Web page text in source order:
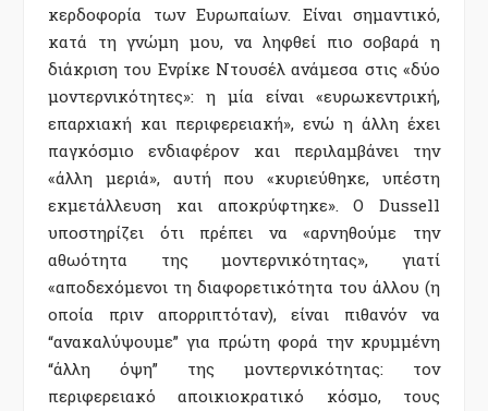
κερδοφορία των Ευρωπαίων. Είναι σηµαντικό,
κατά τη γνώµη µου, να ληφθεί πιο σοβαρά η
διάκριση του Ενρίκε Ντουσέλ ανάµεσα στις «δύο
µοντερνικότητες»: η µία είναι «ευρωκεντρική,
επαρχιακή και περιφερειακή», ενώ η άλλη έχει
παγκόσµιο ενδιαφέρον και περιλαµβάνει την
«άλλη µεριά», αυτή που «κυριεύθηκε, υπέστη
εκµετάλλευση και αποκρύφτηκε». Ο Dussell
υποστηρίζει ότι πρέπει να «αρνηθούµε την
αθωότητα της µοντερνικότητας», γιατί
«αποδεχόµενοι τη διαφορετικότητα του άλλου (η
οποία πριν απορριπτόταν), είναι πιθανόν να
“ανακαλύψουµε” για πρώτη φορά την κρυµµένη
“άλλη όψη” της µοντερνικότητας: τον
περιφερειακό αποικιοκρατικό κόσµο, τους